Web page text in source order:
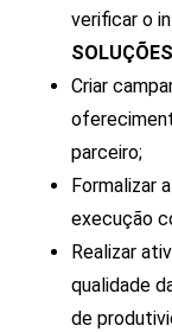
verificar o
Criar
parceiro;
Formalizar
execução
Realizar
qualidade
de